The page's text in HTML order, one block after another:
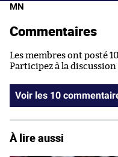
MN
Commentaires
Les membres ont posté
Participez à la discussion
Voir les 10
À lire aussi